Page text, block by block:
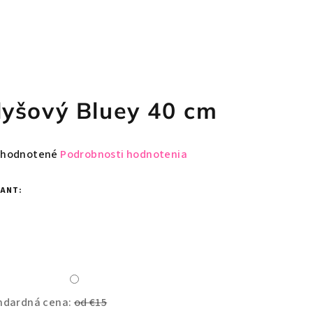
Bluey 40 cm
Podrobnosti hodnotenia
cena: od €15